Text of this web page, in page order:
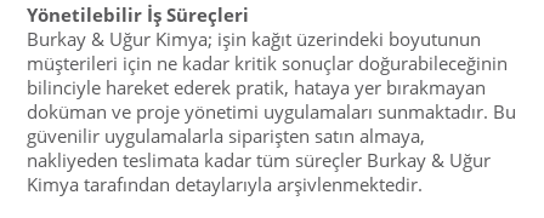
Yönetilebilir İş Süreçleri
Burkay & Uğur Kimya; işin kağıt üzerindeki boyutunun
müşterileri için ne kadar kritik sonuçlar doğurabileceğinin
bilinciyle hareket ederek pratik, hataya yer bırakmayan
doküman ve proje yönetimi uygulamaları sunmaktadır. Bu
güvenilir uygulamalarla siparişten satın almaya,
nakliyeden teslimata kadar tüm süreçler Burkay & Uğur
Kimya tarafından detaylarıyla arşivlenmektedir.